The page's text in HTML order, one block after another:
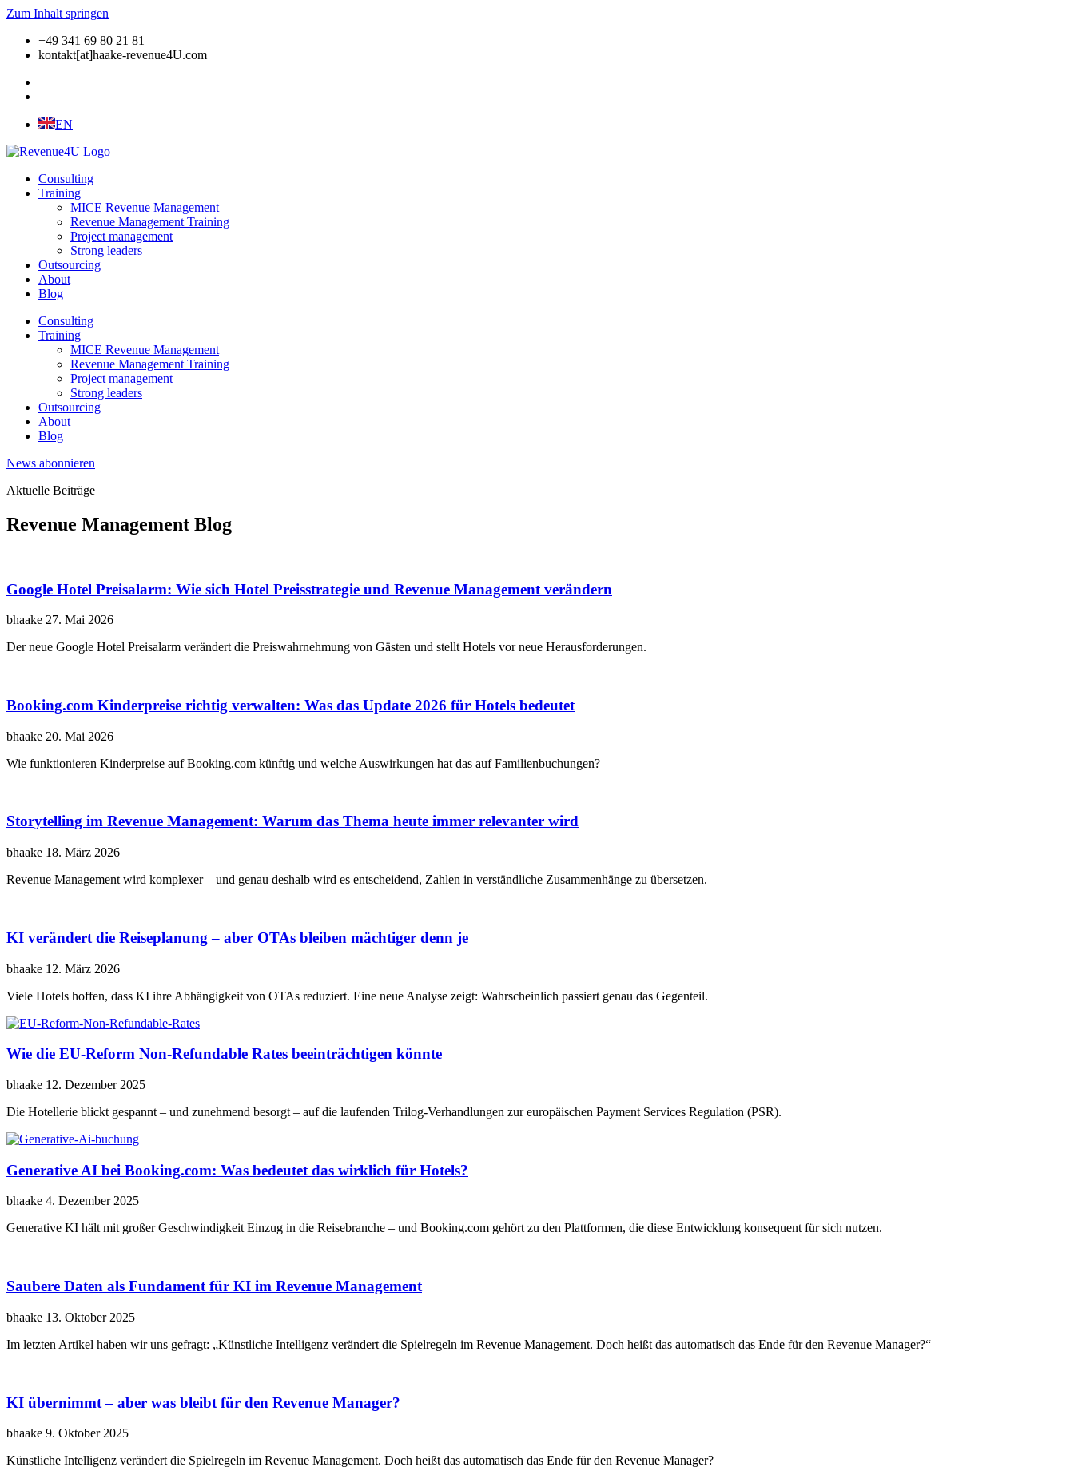
Zum Inhalt springen
+49 341 69 80 21 81
kontakt[at]haake-revenue4U.com
EN
Consulting
Training
MICE Revenue Management
Revenue Management Training
Project management
Strong leaders
Outsourcing
About
Blog
Consulting
Training
MICE Revenue Management
Revenue Management Training
Project management
Strong leaders
Outsourcing
About
Blog
News abonnieren
Aktuelle Beiträge
Revenue Management Blog
Google Hotel Preisalarm: Wie sich Hotel Preisstrategie und Revenue Management verändern
bhaake 27. Mai 2026
Der neue Google Hotel Preisalarm verändert die Preiswahrnehmung von Gästen und stellt Hotels vor neue Herausforderungen.
Booking.com Kinderpreise richtig verwalten: Was das Update 2026 für Hotels bedeutet
bhaake 20. Mai 2026
Wie funktionieren Kinderpreise auf Booking.com künftig und welche Auswirkungen hat das auf Familienbuchungen?
Storytelling im Revenue Management: Warum das Thema heute immer relevanter wird
bhaake 18. März 2026
Revenue Management wird komplexer – und genau deshalb wird es entscheidend, Zahlen in verständliche Zusammenhänge zu übersetzen.
KI verändert die Reiseplanung – aber OTAs bleiben mächtiger denn je
bhaake 12. März 2026
Viele Hotels hoffen, dass KI ihre Abhängigkeit von OTAs reduziert. Eine neue Analyse zeigt: Wahrscheinlich passiert genau das Gegenteil.
Wie die EU-Reform Non-Refundable Rates beeinträchtigen könnte
bhaake 12. Dezember 2025
Die Hotellerie blickt gespannt – und zunehmend besorgt – auf die laufenden Trilog-Verhandlungen zur europäischen Payment Services Regulation (PSR).
Generative AI bei Booking.com: Was bedeutet das wirklich für Hotels?
bhaake 4. Dezember 2025
Generative KI hält mit großer Geschwindigkeit Einzug in die Reisebranche – und Booking.com gehört zu den Plattformen, die diese Entwicklung konsequent für sich nutzen.
Saubere Daten als Fundament für KI im Revenue Management
bhaake 13. Oktober 2025
Im letzten Artikel haben wir uns gefragt: „Künstliche Intelligenz verändert die Spielregeln im Revenue Management. Doch heißt das automatisch das Ende für den Revenue Manager?“
KI übernimmt – aber was bleibt für den Revenue Manager?
bhaake 9. Oktober 2025
Künstliche Intelligenz verändert die Spielregeln im Revenue Management. Doch heißt das automatisch das Ende für den Revenue Manager?